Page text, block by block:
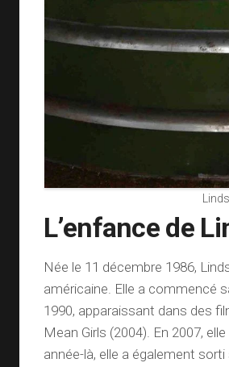
L’enfance de
Née le 11 décembre 1986,
américaine. Elle a commencé
1990, apparaissant dans des
Mean Girls (2004). En 2007,
année-là, elle a également